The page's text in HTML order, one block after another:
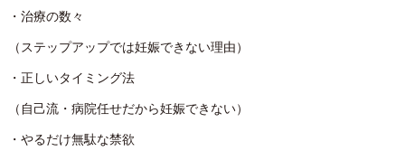
・治療の数々
（ステップアップでは妊娠できない理由）
・正しいタイミング法
（自己流・病院任せだから妊娠できない）
・やるだけ無駄な禁欲